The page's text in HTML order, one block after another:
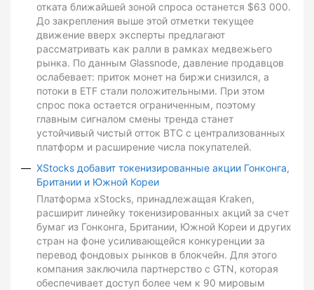
отката ближайшей зоной спроса останется $63 000.
До закрепления выше этой отметки текущее
движение вверх эксперты предлагают
рассматривать как ралли в рамках медвежьего
рынка. По данным Glassnode, давление продавцов
ослабевает: приток монет на биржи снизился, а
потоки в ETF стали положительными. При этом
спрос пока остается ограниченным, поэтому
главным сигналом смены тренда станет
устойчивый чистый отток BTC с централизованных
платформ и расширение числа покупателей.
XStocks добавит токенизированные акции Гонконга,
Британии и Южной Кореи
Платформа xStocks, принадлежащая Kraken,
расширит линейку токенизированных акций за счет
бумаг из Гонконга, Британии, Южной Кореи и других
стран на фоне усиливающейся конкуренции за
перевод фондовых рынков в блокчейн. Для этого
компания заключила партнерство с GTN, которая
обеспечивает доступ более чем к 90 мировым